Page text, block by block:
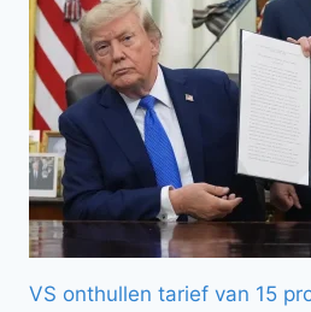
VS onthullen tarief van 15